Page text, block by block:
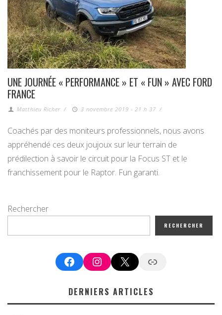
UNE JOURNÉE « PERFORMANCE » ET « FUN » AVEC FORD
FRANCE
Matthieu Richer / 3 novembre 2019 - 21 h 37 /
Coachés par des moniteurs professionnels, nous avons
appréhendé ces deux joujoux sur leur terrain de
prédilection à savoir le circuit pour la Focus ST et le
franchissement pour le Raptor. Fun garanti.
Rechercher
RECHERCHER
FacebookInstagram
X Google News
DERNIERS ARTICLES